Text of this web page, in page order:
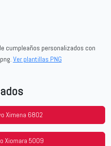
cumpleaños personalizados con
Ver plantillas PNG
Ximena 6802
Xiomara 5009